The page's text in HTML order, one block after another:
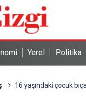
Yerel Politika
16 yaşındaki çocuk